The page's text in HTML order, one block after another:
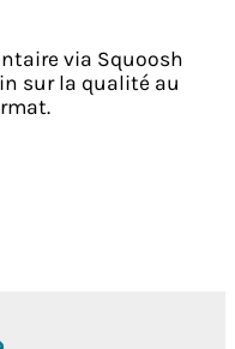
via Squoosh
sur la qualité au